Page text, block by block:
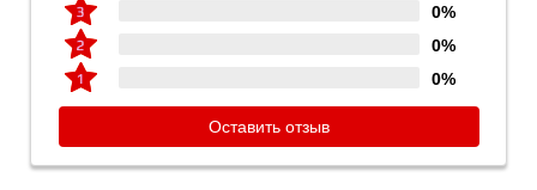
0%
0%
0%
Оставить отзыв